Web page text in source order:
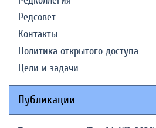
Редсовет
Контакты
Политика открытого доступа
Цели и задачи
Публикации